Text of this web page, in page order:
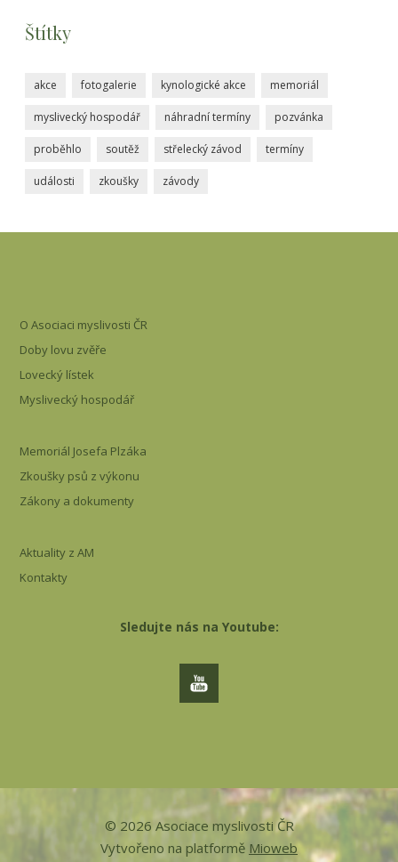
Štítky
akce fotogalerie kynologické akce memoriál
myslivecký hospodář náhradní termíny pozvánka
proběhlo soutěž střelecký závod termíny
události zkoušky závody
O Asociaci myslivosti ČR
Doby lovu zvěře
Lovecký lístek
Myslivecký hospodář
Memoriál Josefa Plzáka
Zkoušky psů z výkonu
Zákony a dokumenty
Aktuality z AM
Kontakty
Sledujte nás na Youtube:
© 2026 Asociace myslivosti ČR
Vytvořeno na platformě Mioweb